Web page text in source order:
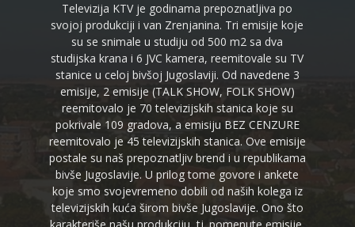
Televizija KTV je godinama prepoznatljiva po
svojoj produkciji i van Zrenjanina. Tri emisije koje
su se snimale u studiju od 500 m2 sa dva
studijska krana i 6 JVC kamera, reemitovale su TV
stanice u celoj bivšoj Jugoslaviji. Od navedene 3
emisije, 2 emisije (TALK SHOW, FOLK SHOW)
reemitovalo je 70 televizijskih stanica koje su
pokrivale 109 gradova, a emisiju BEZ CENZURE
reemitovalo je 45 televizijskih stanica. Ove emisije
postale su naš prepoznatljiv brend i u republikama
bivše Jugoslavije. U prilog tome govore i ankete
koje smo svojevremeno dobili od naših kolega iz
televizijskih kuća širom bivše Jugoslavije. Ono što